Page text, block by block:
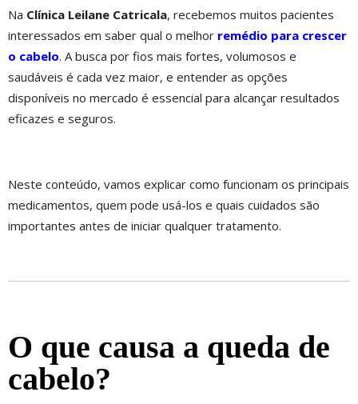
Na Clínica Leilane Catricala, recebemos muitos pacientes
interessados em saber qual o melhor remédio para crescer
o cabelo. A busca por fios mais fortes, volumosos e
saudáveis é cada vez maior, e entender as opções
disponíveis no mercado é essencial para alcançar resultados
eficazes e seguros.
Neste conteúdo, vamos explicar como funcionam os principais
medicamentos, quem pode usá-los e quais cuidados são
importantes antes de iniciar qualquer tratamento.
O que causa a queda de
cabelo?